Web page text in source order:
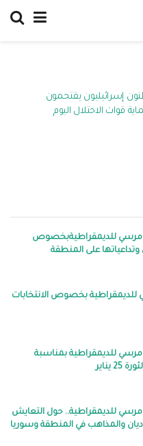
إسرائيليون يقتحمون
قوات الاحتلال اليوم
للديمقراطيةبخصوص
وتداعياتها على المنطقة
بخصوص الانتخابات
للديمقراطية بمناسبة
للديمقراطية.. حول التعايش
والمذاهب في المنطقة وسوريا